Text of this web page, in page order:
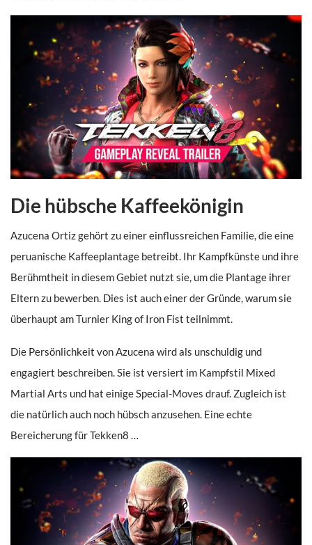
Die hübsche Kaffeekönigin
Azucena Ortiz gehört zu einer einflussreichen Familie, die eine
peruanische Kaffeeplantage betreibt. Ihr Kampfkünste und ihre
Berühmtheit in diesem Gebiet nutzt sie, um die Plantage ihrer
Eltern zu bewerben. Dies ist auch einer der Gründe, warum sie
überhaupt am Turnier King of Iron Fist teilnimmt.
Die Persönlichkeit von Azucena wird als unschuldig und
engagiert beschreiben. Sie ist versiert im Kampfstil Mixed
Martial Arts und hat einige Special-Moves drauf. Zugleich ist
die natürlich auch noch hübsch anzusehen. Eine echte
Bereicherung für Tekken8 …